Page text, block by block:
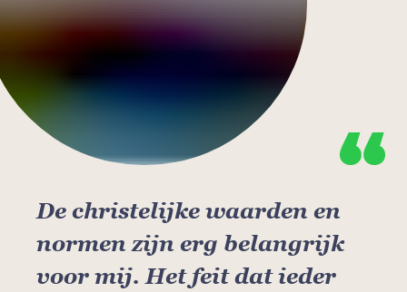
De christelijke waarden en
normen zijn erg belangrijk
voor mij. Het feit dat ieder